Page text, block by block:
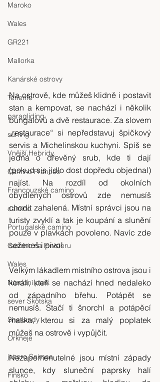
Maroko
Wales
GR221
Mallorka
Kanárské ostrovy
Tenerife
paragliding
surfing
Vnější Hebridy
Camino Frances
Francouzské camino
camino
Portugalské camino
Camino na Finisteru
Wales
Národní park
sever Skotska
Shetlandy
Orkneje
jezero Saimaa
Finsko
Na ostrově, kde můžeš klidně i postavit
stan a kempovat, se nachází i několik
bungalovů a dvě restaurace. Za slovem
„restaurace“ si nepředstavuj špičkový
servis a Michelinskou kuchyni. Spíš se
jedná o dřevěný srub, kde ti dají
(pokud sis jídlo dost dopředu objednal)
najíst. Na rozdíl od okolních
obydlených ostrovů zde nemusíš
chodit zahalená. Místní správci jsou na
turisty zvyklí a tak je koupání a slunění
pouze v plavkách povoleno. Navíc zde
seženeš i pivo!
Velkým lákadlem místního ostrova jsou i
koráli, kteří se nachází hned nedaleko
od západního břehu. Potápět se
nemusíš. Stačí ti šnorchl a potápěcí
maska, kterou si za malý poplatek
můžeš na ostrově i vypůjčit.
Nezapomenutelné jsou místní západy
slunce, kdy sluneční paprsky halí